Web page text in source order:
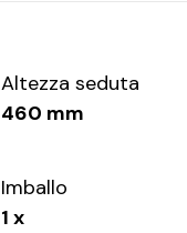
Altezza seduta
460 mm
Imballo
1 x